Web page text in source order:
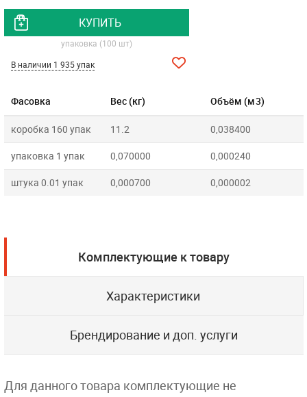
Фасовка Вес (кг) Объём (м3)
коробка 160 упак 11.2 0,038400
упаковка 1 упак 0,070000 0,000240
штука 0.01 упак 0,000700 0,000002
КУПИТЬ
упаковка (100 шт)
В наличии 1 935 упак
Комплектующие к товару
Характеристики
Брендирование и доп. услуги
Для данного товара комплектующие не